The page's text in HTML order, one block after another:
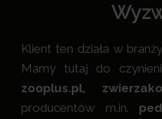
Klient ten działa w
Mamy tutaj do
zooplus.pl,
producentów m.in.